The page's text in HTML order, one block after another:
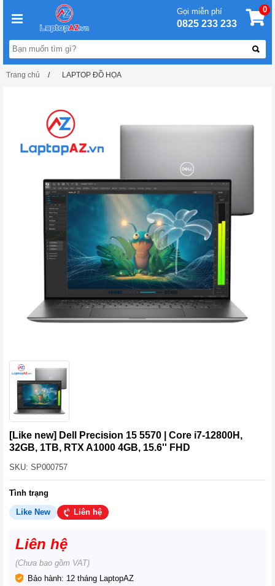
Gọi miễn phí
0825 233 233
0
Trang chủ LAPTOP ĐỒ HỌA
[Like new] Dell Precision 15 5570 | Core i7-12800H,
32GB, 1TB, RTX A1000 4GB, 15.6'' FHD
SKU: SP000757
Tình trạng
Like New Liên hệ
Liên hệ
(Chưa bao gồm VAT)
Bảo hành: 12 tháng LaptopAZ